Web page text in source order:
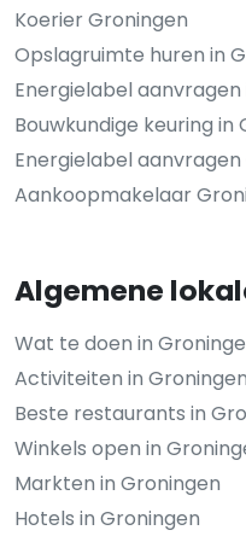
Koerier Groningen
Opslagruimte huren in
Energielabel
Bouwkundige keuring in
Energielabel
Aankoopmakelaar
Algemene
Wat te doen in
Activiteiten in Groningen
Beste restaurants in
Winkels open in
Markten in Groningen
Hotels in Groningen